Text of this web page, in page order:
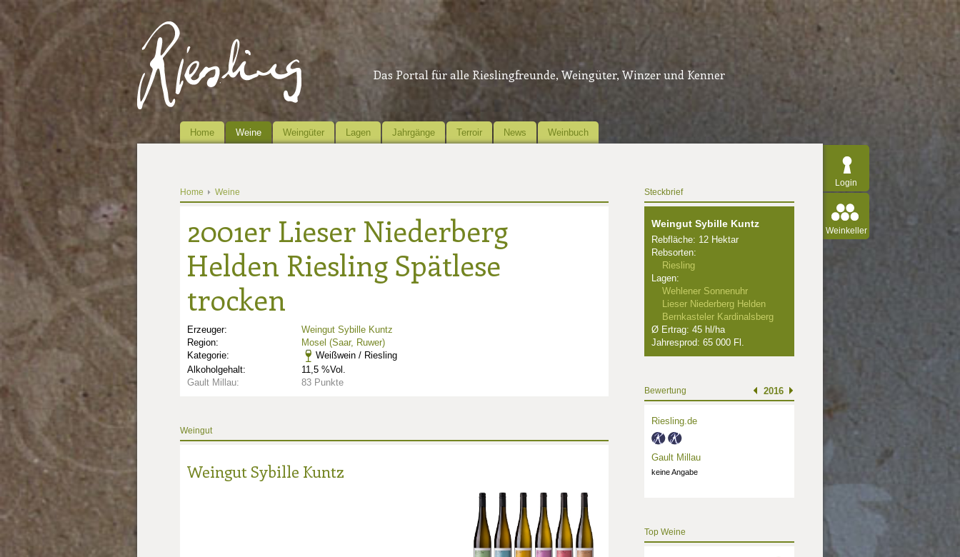
Das Portal für alle Rieslingfreunde, Weingüter, Winzer und Kenner
Home Weine Weingüter Lagen Jahrgänge Terroir News Weinbuch
Login
Weinkeller
Home Weine
2001er Lieser Niederberg
Helden Riesling Spätlese
trocken
Erzeuger:
Weingut Sybille Kuntz
Region:
Mosel (Saar, Ruwer)
Kategorie:
Weißwein / Riesling
Alkoholgehalt:
11,5 %Vol.
Gault Millau:
83 Punkte
Weingut
Weingut Sybille Kuntz
Steckbrief
Weingut Sybille Kuntz
Rebfläche: 12 Hektar
Rebsorten:
Riesling
Lagen:
Wehlener Sonnenuhr
Lieser Niederberg Helden
Bernkasteler Kardinalsberg
Ø Ertrag: 45 hl/ha
Jahresprod: 65 000 Fl.
Bewertung 2016
Riesling.de
Gault Millau
keine Angabe
Top Weine